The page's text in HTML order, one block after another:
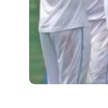
बता दें किआईपीएल 2026
ऐतिहासिक ट्रॉफी जिताने के
और इसी हैमस्ट्रिंग इंजरी
हो गए हैं। प्रेस ट्रस्ट ऑफ
हुई हैमस्ट्रिंग इंजरी के चलते